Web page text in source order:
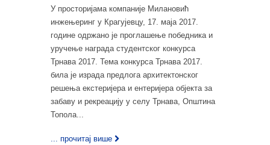
У просторијама компаније Милановић
инжењеринг у Крагујевцу, 17. маја 2017.
године одржано је проглашење победника и
уручење награда студентског конкурса
Трнава 2017. Тема конкурса Трнава 2017.
била је израда предлога архитектонског
решења екстеријера и ентеријера објекта за
забаву и рекреацију у селу Трнава, Општина
Топола...
... прочитај више